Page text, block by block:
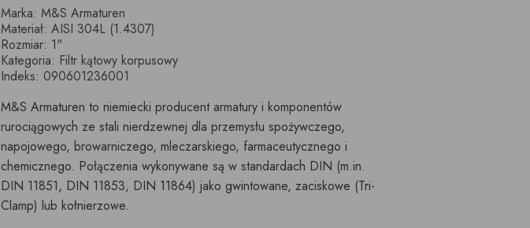
Marka: M&S Armaturen
Materiał: AISI 304L (1.4307)
Rozmiar: 1"
Kategoria: Filtr kątowy korpusowy
Indeks: 090601236001
M&S Armaturen to niemiecki producent armatury i komponentów
rurociągowych ze stali nierdzewnej dla przemysłu spożywczego,
napojowego, browarniczego, mleczarskiego, farmaceutycznego i
chemicznego. Połączenia wykonywane są w standardach DIN (m.in.
DIN 11851, DIN 11853, DIN 11864) jako gwintowane, zaciskowe (Tri-
Clamp) lub kołnierzowe.